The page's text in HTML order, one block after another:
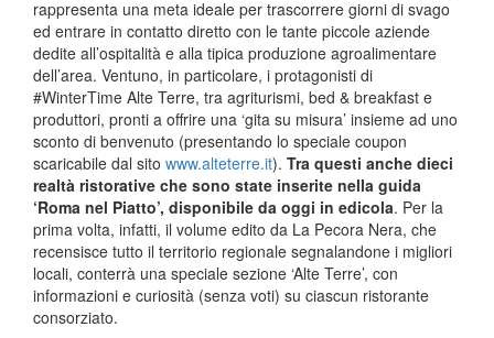
rappresenta una meta ideale per trascorrere giorni di svago
ed entrare in contatto diretto con le tante piccole aziende
dedite all’ospitalità e alla tipica produzione agroalimentare
dell’area. Ventuno, in particolare, i protagonisti di
#WinterTime Alte Terre, tra agriturismi, bed & breakfast e
produttori, pronti a offrire una ‘gita su misura’ insieme ad uno
sconto di benvenuto (presentando lo speciale coupon
scaricabile dal sito www.alteterre.it). Tra questi anche dieci
realtà ristorative che sono state inserite nella guida
‘Roma nel Piatto’, disponibile da oggi in edicola. Per la
prima volta, infatti, il volume edito da La Pecora Nera, che
recensisce tutto il territorio regionale segnalandone i migliori
locali, conterrà una speciale sezione ‘Alte Terre’, con
informazioni e curiosità (senza voti) su ciascun ristorante
consorziato.